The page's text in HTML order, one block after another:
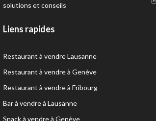
solutions et conseils
Liens rapides
Restaurant à vendre Lausanne
Restaurant à vendre à Genève
Restaurant à vendre à Fribourg
Bar à vendre à Lausanne
Snack à vendre à Genève